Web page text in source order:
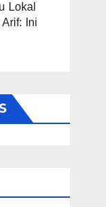
Lokal
Ini